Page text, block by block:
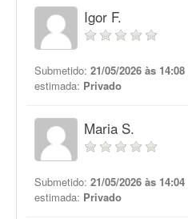
Igor F.
Submetido: 21/05/2026 às 14:08
estimada: Privado
Maria S.
Submetido: 21/05/2026 às 14:04
estimada: Privado